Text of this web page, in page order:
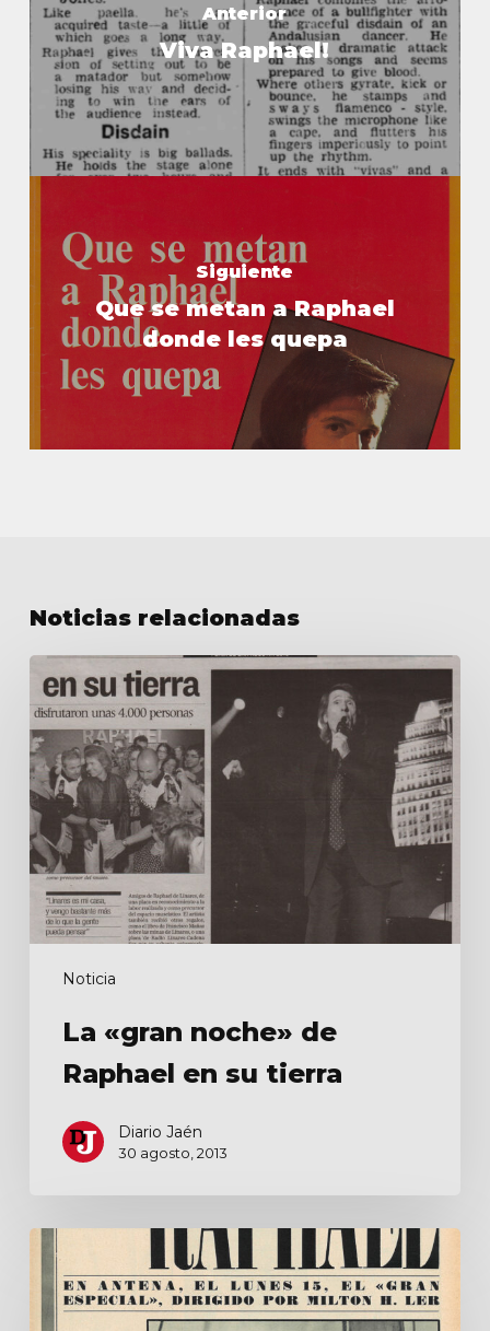
Anterior
Viva Raphael!
Siguiente
Que se metan a Raphael
donde les quepa
Noticias relacionadas
Noticia
«gran
noche»
de
Raphael
en
su
tierra
La «gran noche» de
Raphael en su tierra
Diario Jaén
30 agosto, 2013
‘gran